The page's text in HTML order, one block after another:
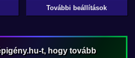
További beállítások
t, hogy tovább